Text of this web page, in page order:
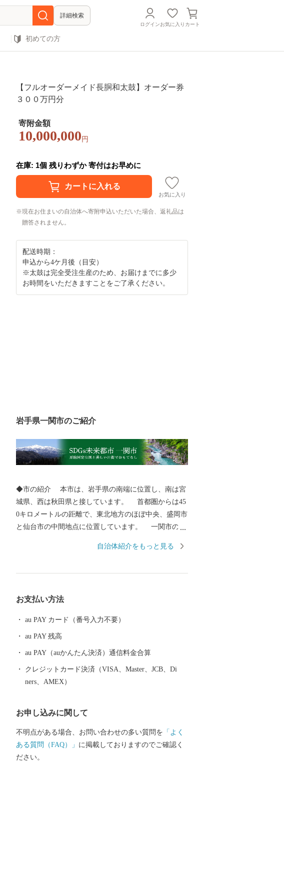
詳細検索
ログインお気に入り カート
初めての方
【フルオーダーメイド長胴和太鼓】オーダー券
３００万円分
寄附金額
10,000,000 円
在庫: 1個 残りわずか 寄付はお早めに
お気に入り
現在お住まいの自治体へ寄附申込いただいた場合、返礼品は
贈答されません。
配送時期：
申込から4ケ月後（目安）
※太鼓は完全受注生産のため、お届けまでに多少
お時間をいただきますことをご了承ください。
岩手県一関市のご紹介
◆市の紹介 本市は、岩手県の南端に位置し、南は宮
城県、西は秋田県と接しています。 首都圏からは45
0キロメートルの距離で、東北地方のほぼ中央、盛岡市
と仙台市の中間地点に位置しています。 一関市の総
kmの広がりがあります。 人口は103,444人（R8.1.1現
げ、その後葛西氏、伊達氏、田村氏の治世下に置かれ
変遷し、明治９年に岩手県に編入されました。 昭和
の大合併によって合併前の８市町村となり、平成17年
９月に１市４町２村が新設合併、平成23年９月に編入
広がり、湯量豊富な須川温泉をはじめ多くの温泉に恵
自治体紹介をもっと見る
お支払い方法
au PAY カード（番号入力不要）
au PAY 残高
au PAY（auかんたん決済）通信料金合算
クレジットカード決済（VISA、Master、JCB、Di
ners、AMEX）
お申し込みに関して
不明点がある場合、お問い合わせの多い質問を 「よく
ある質問（FAQ）」 に掲載しておりますのでご確認く
ださい。